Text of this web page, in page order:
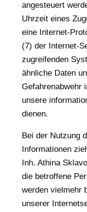
angesteuert
Uhrzeit eines
eine Internet-
(7) der Internet-
zugreifenden
ähnliche Daten
Gefahrenabwehr
unsere
dienen.
Bei der Nutzung
Informationen
Inh. Athina
die betroffene
werden vielmehr
unserer